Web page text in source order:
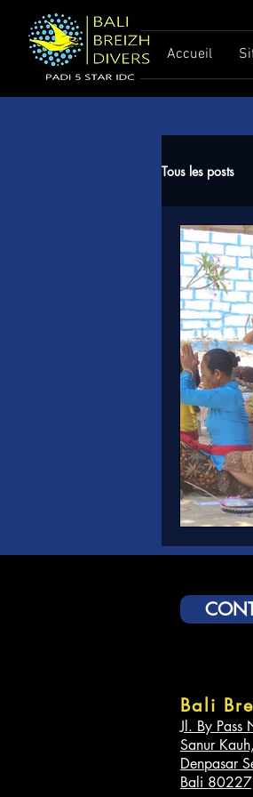
Accueil
Tous les posts
Meilleure
Bali
Jl. By
Sanur Kauh,
Denpasar
Bali